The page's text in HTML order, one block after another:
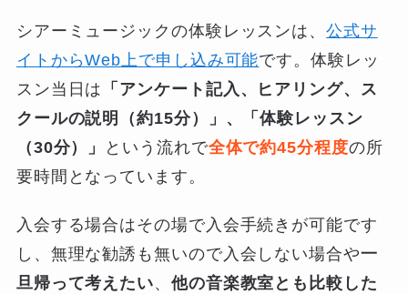
シアーミュージックの体験レッスンは、公式サ
イトからWeb上で申し込み可能です。体験レッ
スン当日は 「アンケート記入、ヒアリング、ス
クールの説明（約15分）」、「体験レッスン
（30分）」
という流れで全体で約45分程度の所
要時間となっています。
入会する場合はその場で入会手続きが可能です
し、無理な勧誘も無いので入会しない場合や一
旦帰って考えたい、 他の音楽教室とも比較した